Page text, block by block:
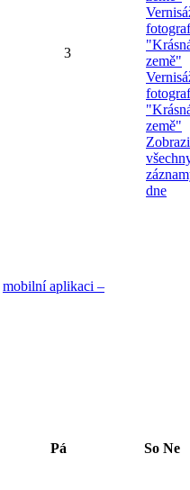
3
země"
země"
dne
mobilní aplikaci –
Pá So Ne